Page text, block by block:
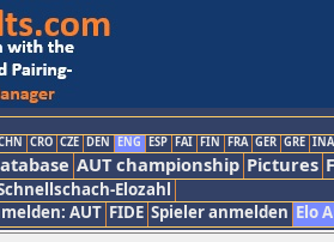
CRO CZE DEN ENG ESP FAI FIN FRA GER GRE INA
AUT championship Pictures
Elozahl
AUT FIDE Spieler anmelden Elo